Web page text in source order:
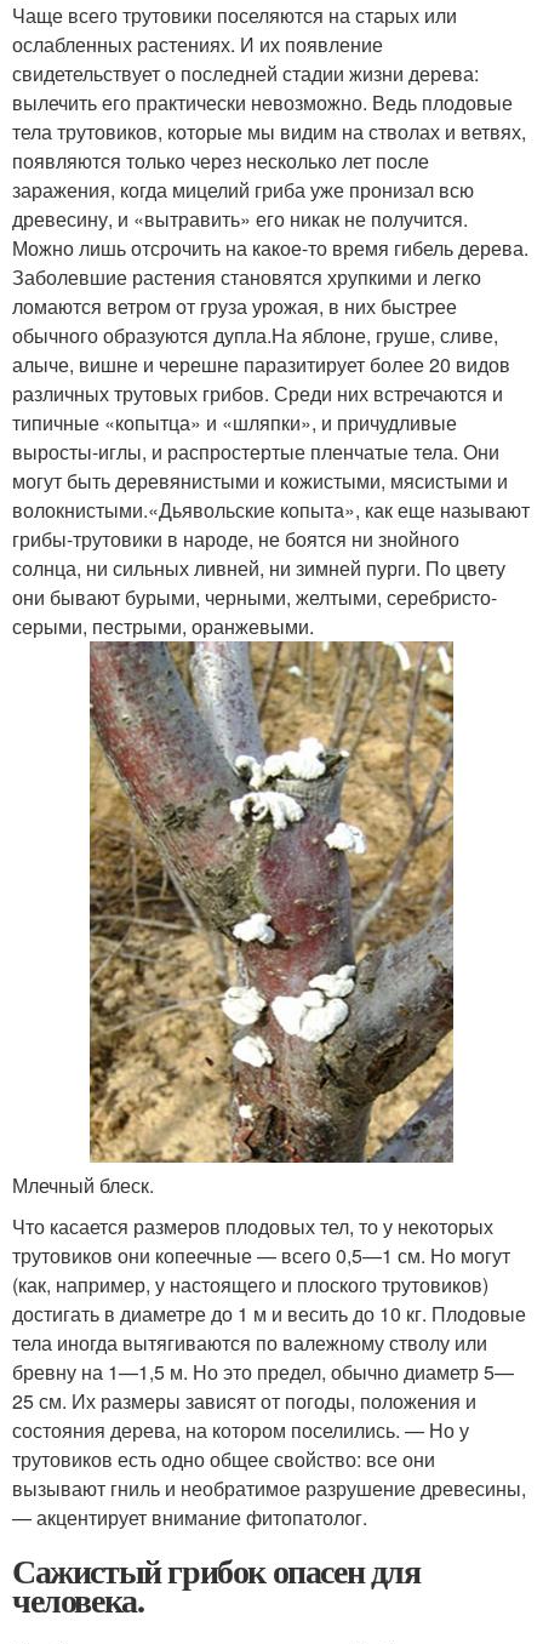
Чаще всего трутовики поселяются на старых или
ослабленных растениях. И их появление
свидетельствует о последней стадии жизни дерева:
вылечить его практически невозможно. Ведь плодовые
тела трутовиков, которые мы видим на стволах и ветвях,
появляются только через несколько лет после
заражения, когда мицелий гриба уже пронизал всю
древесину, и «вытравить» его никак не получится.
Можно лишь отсрочить на какое-то время гибель дерева.
Заболевшие растения становятся хрупкими и легко
ломаются ветром от груза урожая, в них быстрее
обычного образуются дупла.На яблоне, груше, сливе,
алыче, вишне и черешне паразитирует более 20 видов
различных трутовых грибов. Среди них встречаются и
типичные «копытца» и «шляпки», и причудливые
выросты-иглы, и распростертые пленчатые тела. Они
могут быть деревянистыми и кожистыми, мясистыми и
волокнистыми.«Дьявольские копыта», как еще называют
грибы-трутовики в народе, не боятся ни знойного
солнца, ни сильных ливней, ни зимней пурги. По цвету
они бывают бурыми, черными, желтыми, серебристо-
серыми, пестрыми, оранжевыми.
Млечный блеск.
Что касается размеров плодовых тел, то у некоторых
трутовиков они копеечные — всего 0,5—1 см. Но могут
(как, например, у настоящего и плоского трутовиков)
достигать в диаметре до 1 м и весить до 10 кг. Плодовые
тела иногда вытягиваются по валежному стволу или
бревну на 1—1,5 м. Но это предел, обычно диаметр 5—
25 см. Их размеры зависят от погоды, положения и
состояния дерева, на котором поселились. — Но у
трутовиков есть одно общее свойство: все они
вызывают гниль и необратимое разрушение древесины,
— акцентирует внимание фитопатолог.
Сажистый грибок опасен для
человека.